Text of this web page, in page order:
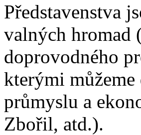
Představenstva
valných hromad
doprovodného
kterými
průmyslu a
Zbořil, atd.).